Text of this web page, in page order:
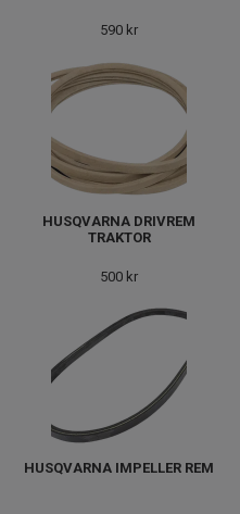
590 kr
HUSQVARNA DRIVREM
TRAKTOR
500 kr
HUSQVARNA IMPELLER REM